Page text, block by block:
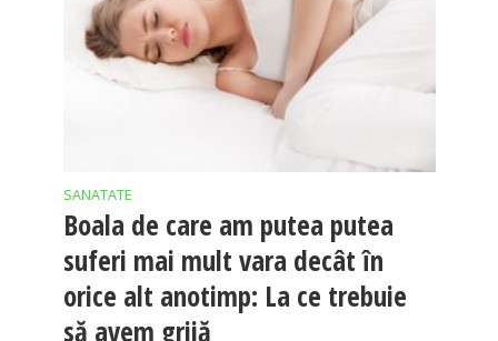
SANATATE
Boala de care am putea putea
suferi mai mult vara decât în
orice alt anotimp: La ce trebuie
să avem grijă